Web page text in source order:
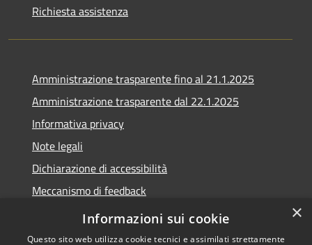
Richiesta assistenza
Amministrazione trasparente fino al 21.1.2025
Amministrazione trasparente dal 22.1.2025
Informativa privacy
Note legali
Dichiarazione di accessibilità
Meccanismo di feedback
Whistleblowing
×
Informazioni sui cookie
Questo sito web utilizza cookie tecnici e assimilati strettamente